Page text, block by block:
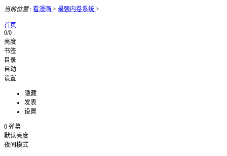
当前位置: 看漫画 > 最强内卷系统 >
首页
0/0
亮度
书签
目录
自动
设置
隐藏
发表
设置
0 弹幕
默认亮度
夜间模式